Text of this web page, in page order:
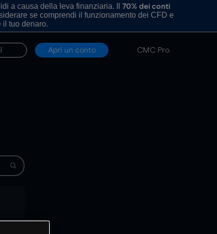
a causa della leva finanziaria. Il 70% dei conti
se comprendi il funzionamento dei CFD e
il tuo denaro.
Apri un conto CMC Pro